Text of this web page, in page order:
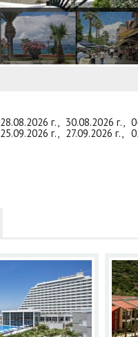
28.08.2026 г., 30.08.2026 г.,
25.09.2026 г., 27.09.2026 г.,